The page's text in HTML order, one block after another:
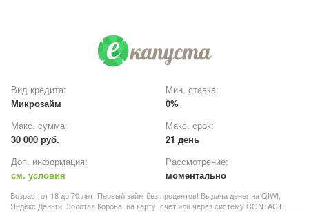
Вид кредита:
Микрозайм
Мин. ставка:
0%
Макс. сумма:
30 000 руб.
Макс. срок:
21 день
Доп. информация:
см. условия
Рассмотрение:
моментально
Возраст от 18 до 70 лет. Первый займ без процентов! Выдача денег на QIWI,
Яндекс Деньги, Золотая Корона, на карту, счет или через систему CONTACT.